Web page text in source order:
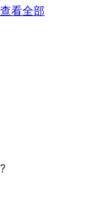
查看全部